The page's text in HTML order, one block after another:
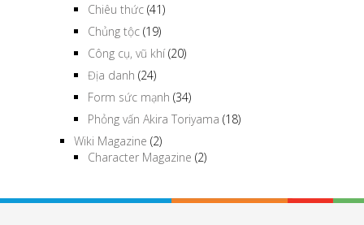
Chiêu thức (41)
Chủng tộc (19)
Công cụ, vũ khí(20)
Địa danh (24)
Form sức mạnh (34)
Phỏng vấn Akira Toriyama (18)
Wiki Magazine (2)
Character Magazine (2)